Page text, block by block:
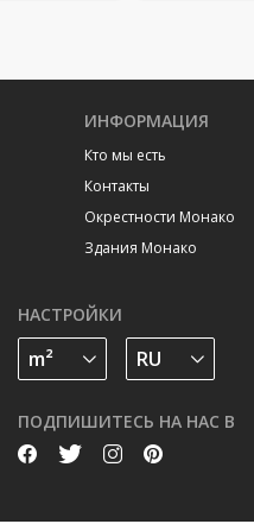
ИНФОРМАЦИЯ
Кто мы есть
Контакты
Окрестности Монако
Здания Монако
НАСТРОЙКИ
ПОДПИШИТЕСЬ НА НАС В